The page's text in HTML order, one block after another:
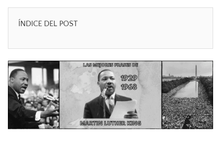
ÍNDICE DEL POST